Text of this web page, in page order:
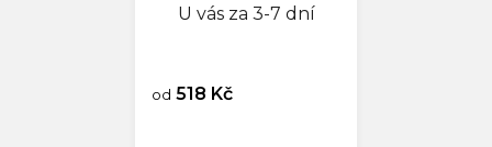
U vás za 3-7 dní
od 518 Kč